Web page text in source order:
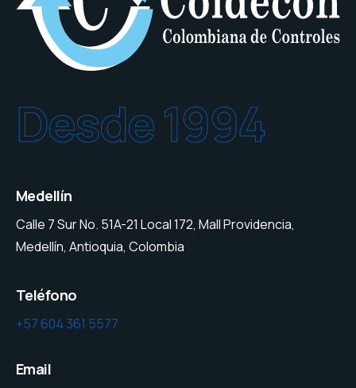
Desde 1994
Medellín
Calle 7 Sur No. 51A-21 Local 172, Mall Providencia,
Medellín, Antioquia, Colombia
Teléfono
+57 604 361 5577
Email